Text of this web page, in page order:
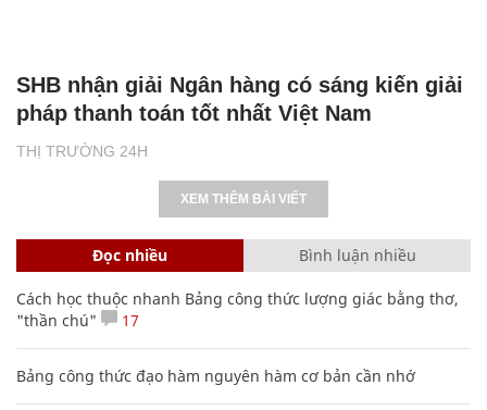
THỊ TRƯỜNG 24H
SHB nhận giải Ngân hàng có sáng kiến giải
pháp thanh toán tốt nhất Việt Nam
XEM THÊM BÀI VIẾT
Đọc nhiều Bình luận nhiều
Cách học thuộc nhanh Bảng công thức lượng giác bằng thơ,
"thần chú"
17
Bảng công thức đạo hàm nguyên hàm cơ bản cần nhớ